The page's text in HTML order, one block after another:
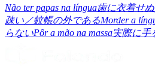
Não ter papas na língua歯に衣着せ
疎い／蚊帳の外であるMorder a
らないPôr a mão na massa実際に手